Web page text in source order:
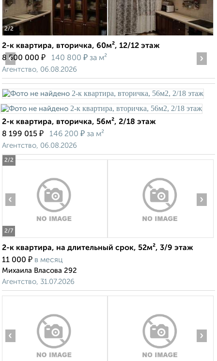
2/2
2-к квартира, вторичка, 60м², 12/12 этаж
8 500 000 ₽ 140 800 ₽ за м²
Агентство, 06.08.2026
2/2
‹ ›
2-к квартира, вторичка, 56м², 2/18 этаж
8 199 015 ₽ 146 200 ₽ за м²
Агентство, 06.08.2026
2/7
‹ ›
2-к квартира, на длительный срок, 52м², 3/9 этаж
11 000 ₽ в месяц
Михаила Власова 292
Агентство, 31.07.2026
‹ ›